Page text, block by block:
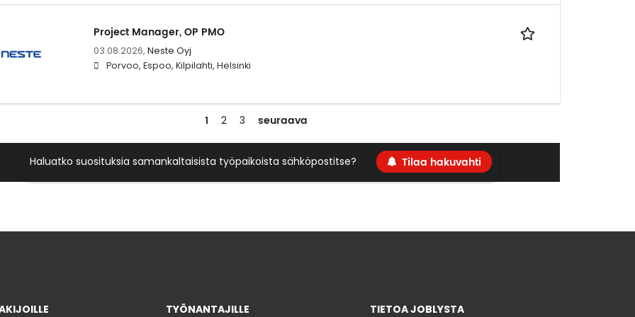
Project Manager, OP PMO
03.08.2026, Neste Oyj
Porvoo, Espoo, Kilpilahti, Helsinki
1 2 3 seuraava
Haluatko suosituksia samankaltaisista työpaikoista sähköpostitse? Tilaa hakuvahti
TYÖNANTAJILLE TIETOA JOBLYSTA